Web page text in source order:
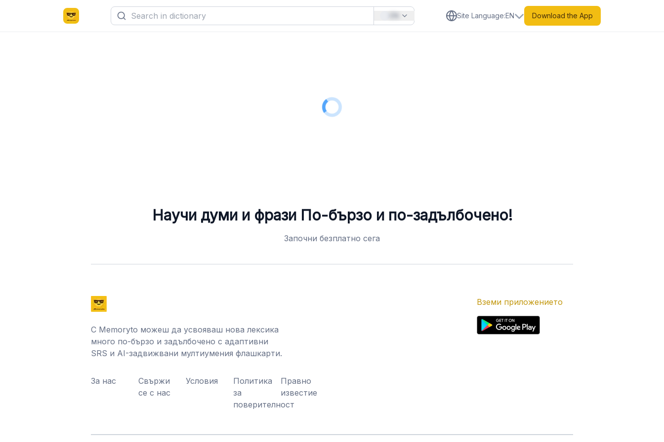
Site Language:EN Download the App
Научи думи и фрази По-бързо и по-задълбочено!
Започни безплатно сега
С Memoryto можеш да усвояваш нова лексика
много по-бързо и задълбочено с адаптивни
SRS и AI-задвижвани мултиумения флашкарти.
За нас
Свържи
се с нас
Условия
Политика
за
поверителност
Правно
известие
Вземи приложението